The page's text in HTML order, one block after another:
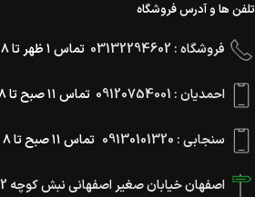
تلفن ها و آدرس فروشگاه
فروشگاه : 03132294602 تماس ۱ ظهر تا ۸ شب
احمدیان : 09120754001 تماس ۱۱ صبح تا ۸ شب
سنجابی : 09130101320 تماس ۱۱ صبح تا ۸ شب
اصفهان خیابان صغیر اصفهانی نبش کوچه 12